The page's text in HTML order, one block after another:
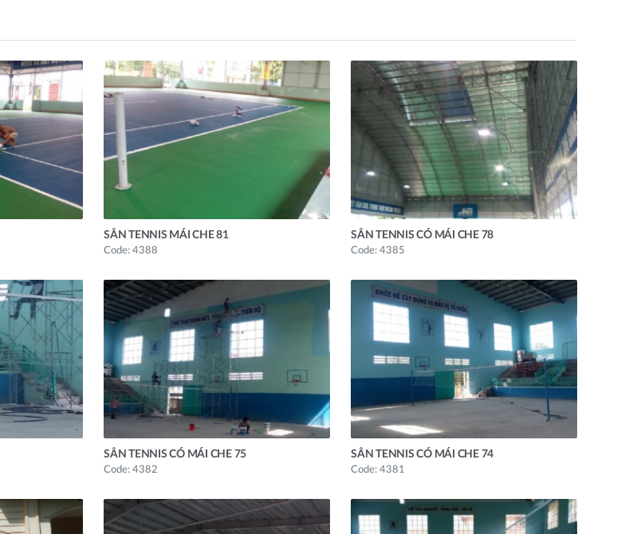
SÂN TENNIS MÁI CHE 81
Code: 4388
SÂN TENNIS CÓ MÁI CHE 78
Code: 4385
SÂN TENNIS CÓ MÁI CHE 75
Code: 4382
SÂN TENNIS CÓ MÁI CHE 74
Code: 4381